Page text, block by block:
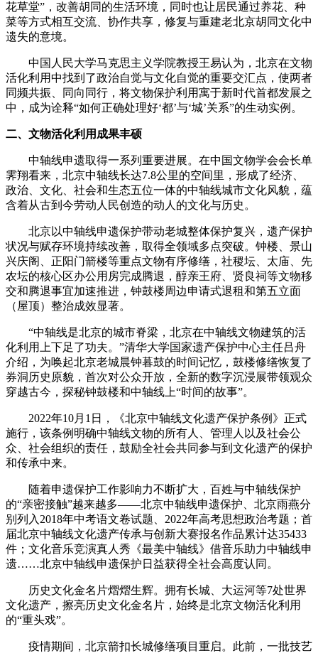
花草堂”，改善胡同的生活环境，同时也让居民通过养花、种
菜等方式相互交流、协作共享，修复与重建老北京胡同文化中
遗失的意境。
中国人民大学马克思主义学院教授王易认为，北京在文物
活化利用中找到了政治自觉与文化自觉的重要交汇点，使两者
同频共振、同向同行，将文物保护利用寓于新时代首都发展之
中，成为诠释“如何正确处理好‘都’与‘城’关系”的生动实例。
二、文物活化利用成果丰硕
中轴线申遗取得一系列重要进展。在中国文物学会会长单
霁翔看来，北京中轴线长达7.8公里的空间里，形成了经济、
政治、文化、社会和生态五位一体的中轴线城市文化风貌，蕴
含着从古到今劳动人民创造的动人的文化与历史。
北京以中轴线申遗保护带动老城整体保护复兴，遗产保护
状况与赋存环境持续改善，取得全领域多点突破。钟楼、景山
兴庆阁、正阳门箭楼等重点文物有序修缮，社稷坛、太庙、先
农坛的核心区办公用房完成腾退，醇亲王府、贤良祠等文物移
交和腾退事宜加速推进，钟鼓楼周边申请式退租和第五立面
（屋顶）整治成效显著。
“中轴线是北京的城市脊梁，北京在中轴线文物建筑的活
化利用上下足了功夫。”清华大学国家遗产保护中心主任吕舟
介绍，为唤起北京老城晨钟暮鼓的时间记忆，鼓楼修缮恢复了
券洞历史原貌，首次对公众开放，全新的数字沉浸展带领观众
穿越古今，探秘钟鼓楼和中轴线上“时间的故事”。
2022年10月1日，《北京中轴线文化遗产保护条例》正式
施行，该条例明确中轴线文物的所有人、管理人以及社会公
众、社会组织的责任，鼓励全社会共同参与到文化遗产的保护
和传承中来。
随着申遗保护工作影响力不断扩大，百姓与中轴线保护
的“亲密接触”越来越多——北京中轴线申遗保护、北京雨燕分
别列入2018年中考语文卷试题、2022年高考思想政治考题；首
届北京中轴线文化遗产传承与创新大赛报名作品累计达35433
件；文化音乐竞演真人秀《最美中轴线》借音乐助力中轴线申
遗……北京中轴线申遗保护日益获得全社会高度认同。
历史文化金名片熠熠生辉。拥有长城、大运河等7处世界
文化遗产，擦亮历史文化金名片，始终是北京文物活化利用
的“重头戏”。
疫情期间，北京箭扣长城修缮项目重启。此前，一批技艺